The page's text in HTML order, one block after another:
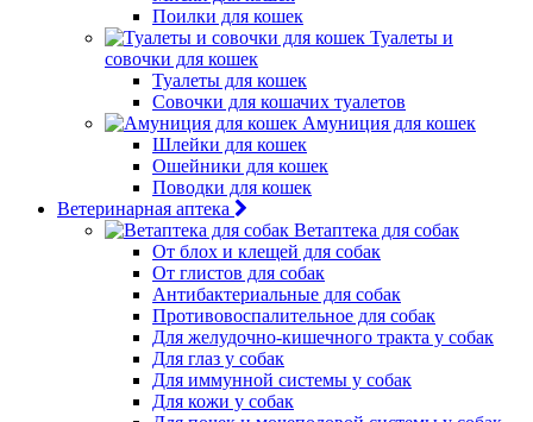
Поилки для кошек
Туалеты и
совочки для кошек
Туалеты для кошек
Совочки для кошачих туалетов
Амуниция для кошек
Шлейки для кошек
Ошейники для кошек
Поводки для кошек
Ветеринарная аптека
Ветаптека для собак
От блох и клещей для собак
От глистов для собак
Антибактериальные для собак
Противовоспалительное для собак
Для желудочно-кишечного тракта у собак
Для глаз у собак
Для иммунной системы у собак
Для кожи у собак